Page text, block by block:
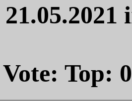
Vote: Top: 0